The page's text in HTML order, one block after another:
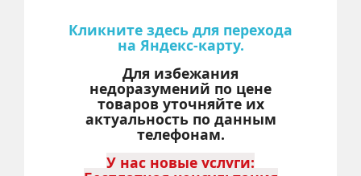
Кликните здесь для перехода
на Яндекс-карту.
Для избежания
недоразумений по цене
товаров уточняйте их
актуальность по данным
телефонам.
У нас новые услуги: